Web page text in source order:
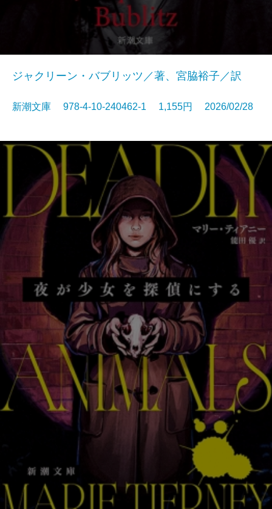
ジャクリーン・バブリッツ／著、宮脇裕子／訳
新潮文庫 978-4-10-240462-1 1,155円 2026/02/28